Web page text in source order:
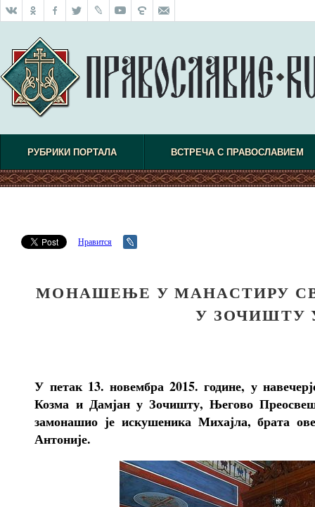
РУБРИКИ ПОРТАЛА ВСТРЕЧА С ПРАВОСЛАВИЕМ
Нравится
МОНАШЕЊЕ У МАНАСТИРУ
У ЗОЧИШТУ
У петак 13. новембра 2015. године, у
Козма и Дамјан у Зочишту, Његово
замонашио је искушеника Михајла, брата
Антоније.